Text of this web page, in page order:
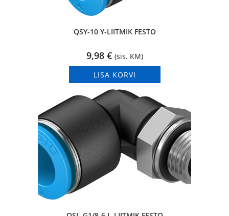
QSY-10 Y-LIITMIK FESTO
9,98 € (sis. KM)
LISA KORVI